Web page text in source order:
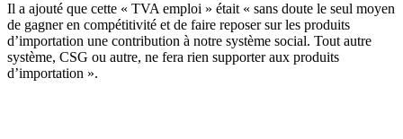
Il a ajouté que cette « TVA emploi » était « sans doute le seul moyen
de gagner en compétitivité et de faire reposer sur les produits
d’importation une contribution à notre système social. Tout autre
système, CSG ou autre, ne fera rien supporter aux produits
d’importation ».